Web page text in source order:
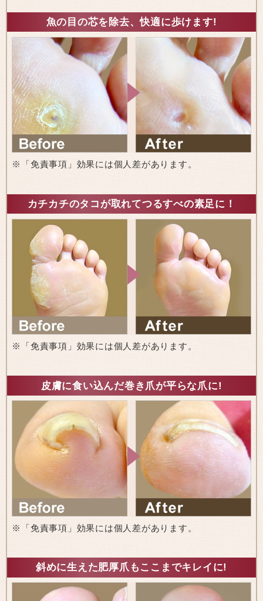
魚の目の芯を除去、快適に歩けます!
※「免責事項」効果には個人差があります。
カチカチのタコが取れてつるすべの素足に！
※「免責事項」効果には個人差があります。
皮膚に食い込んだ巻き爪が平らな爪に!
※「免責事項」効果には個人差があります。
斜めに生えた肥厚爪もここまでキレイに!